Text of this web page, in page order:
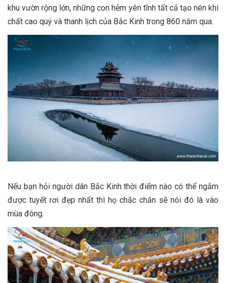
khu vườn rộng lớn, những con hẻm yên tĩnh tất cả tạo nên khí
chất cao quý và thanh lịch của Bắc Kinh trong 860 năm qua.
Nếu bạn hỏi người dân Bắc Kinh thời điểm nào có thể ngắm
được tuyết rơi đẹp nhất thì họ chắc chắn sẽ nói đó là vào
mùa đông.